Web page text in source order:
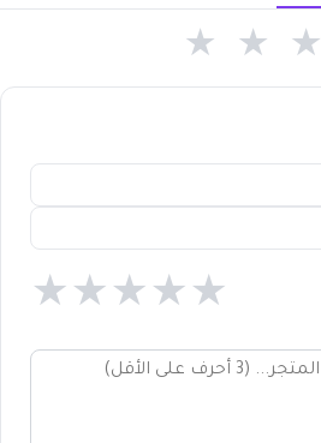
★ ★ ★
★ ★ ★ ★ ★